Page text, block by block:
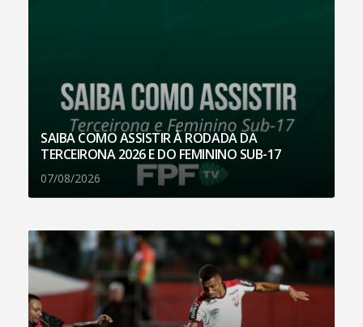
SAIBA COMO ASSISTIR À RODADA DA
TERCEIRONA 2026 E DO FEMININO SUB-17
07/08/2026